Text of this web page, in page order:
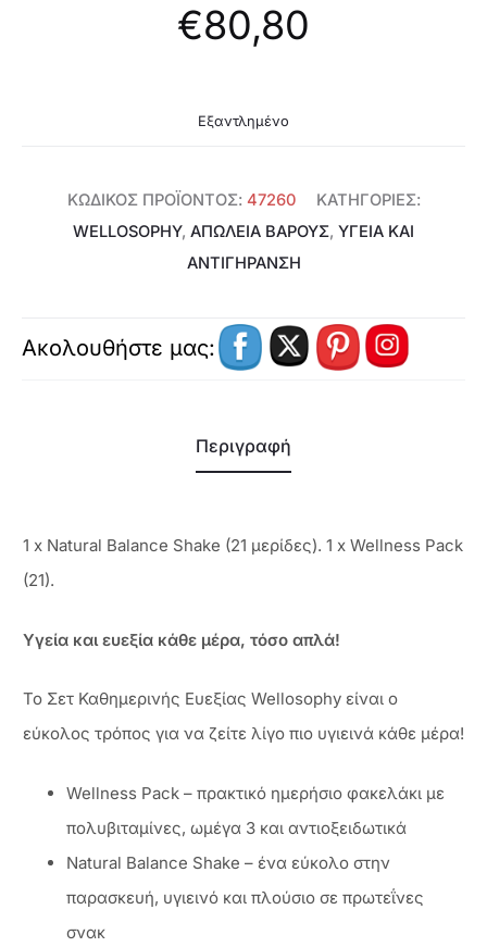
€80,80
Εξαντλημένο
ΚΩΔΙΚΌΣ ΠΡΟΪΌΝΤΟΣ: 47260
ΚΑΤΗΓΟΡΊΕΣ:
WELLOSOPHY, ΑΠΏΛΕΙΑ ΒΆΡΟΥΣ, ΥΓΕΊΑ ΚΑΙ
ΑΝΤΙΓΉΡΑΝΣΗ
Ακολουθήστε μας:
Περιγραφή
1 x Natural Balance Shake (21 μερίδες). 1 x Wellness Pack
(21).
Υγεία και ευεξία κάθε μέρα, τόσο απλά!
Το Σετ Καθημερινής Ευεξίας Wellosophy είναι ο
εύκολος τρόπος για να ζείτε λίγο πιο υγιεινά κάθε μέρα!
Wellness Pack – πρακτικό ημερήσιο φακελάκι με
πολυβιταμίνες, ωμέγα 3 και αντιοξειδωτικά
Natural Balance Shake – ένα εύκολο στην
παρασκευή, υγιεινό και πλούσιο σε πρωτεΐνες
σνακ